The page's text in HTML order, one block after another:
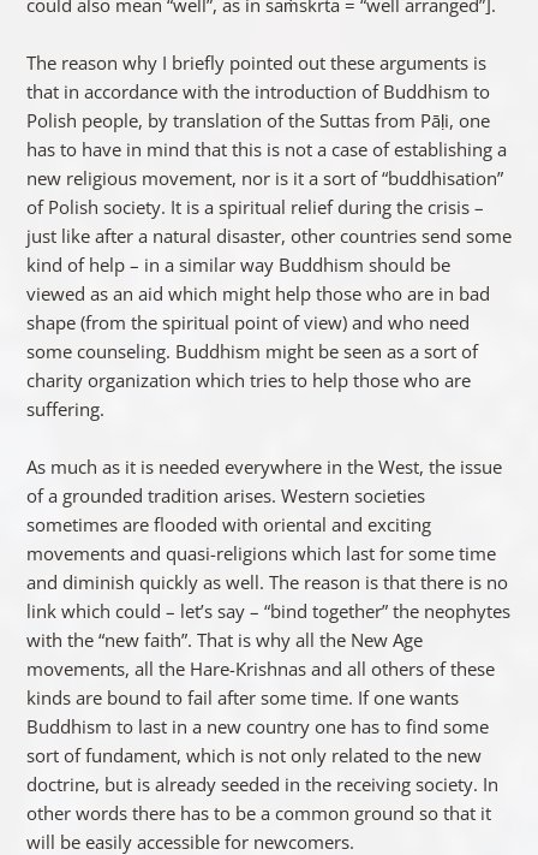
The reason why I briefly pointed out these arguments is
that in accordance with the introduction of Buddhism to
Polish people, by translation of the Suttas from Pāḷi, one
has to have in mind that this is not a case of establishing a
new religious movement, nor is it a sort of “buddhisation”
of Polish society. It is a spiritual relief during the crisis –
just like after a natural disaster, other countries send some
kind of help – in a similar way Buddhism should be
viewed as an aid which might help those who are in bad
shape (from the spiritual point of view) and who need
some counseling. Buddhism might be seen as a sort of
charity organization which tries to help those who are
suffering.
As much as it is needed everywhere in the West, the issue
of a grounded tradition arises. Western societies
sometimes are flooded with oriental and exciting
movements and quasi-religions which last for some time
and diminish quickly as well. The reason is that there is no
link which could – let’s say – “bind together” the neophytes
with the “new faith”. That is why all the New Age
movements, all the Hare-Krishnas and all others of these
kinds are bound to fail after some time. If one wants
Buddhism to last in a new country one has to find some
sort of fundament, which is not only related to the new
doctrine, but is already seeded in the receiving society. In
other words there has to be a common ground so that it
will be easily accessible for newcomers.